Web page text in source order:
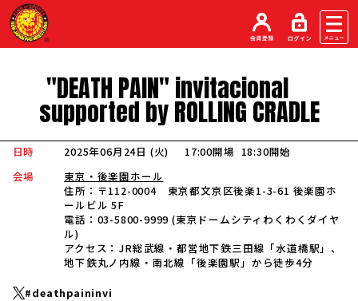
"DEATH PAIN"invitacional
supported byROLLING CRADLE
日時 2025年06月24日 (火) 17:00開場 18:30開始
会場
東京・後楽園ホール
住所： 〒112-0004 東京都文京区後楽1-3-61 後楽園ホ
ールビル 5F
電話： 03-5800-9999 (東京ドームシティわくわくダイヤ
ル)
アクセス： JR総武線・都営地下鉄三田線「水道橋駅」、
地下鉄丸ノ内線・南北線「後楽園駅」から徒歩4分
#deathpaininvi